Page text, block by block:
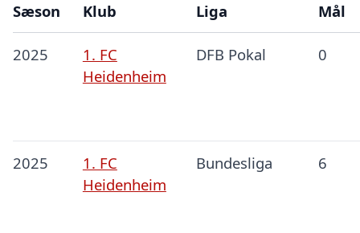
Sæson Klub Liga Mål
2025
1. FC
Heidenheim
DFB Pokal 0
2025
1. FC
Heidenheim
Bundesliga 6